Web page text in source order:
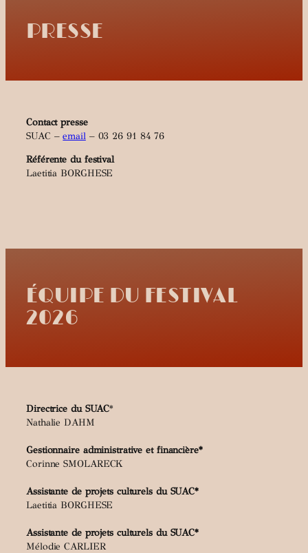
PRESSE
Contact presse
SUAC –email– 03 26 91 84 76
Référente du festival
Laetitia BORGHESE
ÉQUIPE DU FESTIVAL
2026
Directrice du SUAC*
Nathalie DAHM
Gestionnaire administrative et financière*
Corinne SMOLARECK
Assistante de projets culturels du SUAC*
Laetitia BORGHESE
Assistante de projets culturels du SUAC*
Mélodie CARLIER